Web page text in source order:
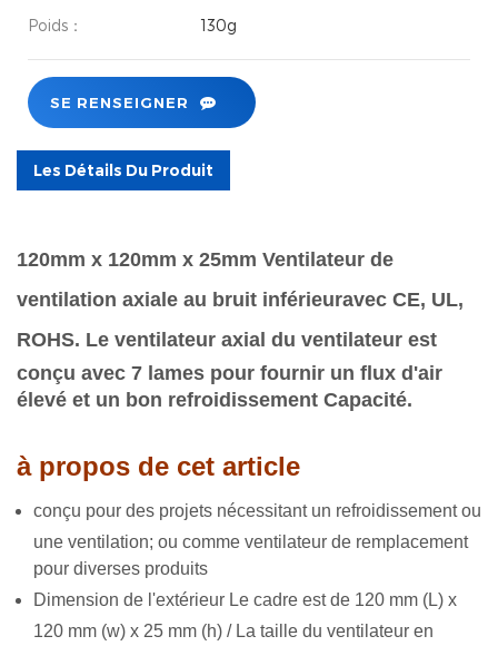
Poids： 130g
SE RENSEIGNER
Les Détails Du Produit
120mm x 120mm x 25mm Ventilateur de
ventilation axiale au bruit inférieuravec CE, UL,
ROHS. Le ventilateur axial du ventilateur est
conçu avec 7 lames pour fournir un flux d'air
élevé et un bon refroidissement Capacité.
à propos de cet article
conçu pour des projets nécessitant un refroidissement ou
une ventilation; ou comme ventilateur de remplacement
pour diverses produits
Dimension de l'extérieur Le cadre est de 120 mm (L) x
120 mm (w) x 25 mm (h) / La taille du ventilateur en